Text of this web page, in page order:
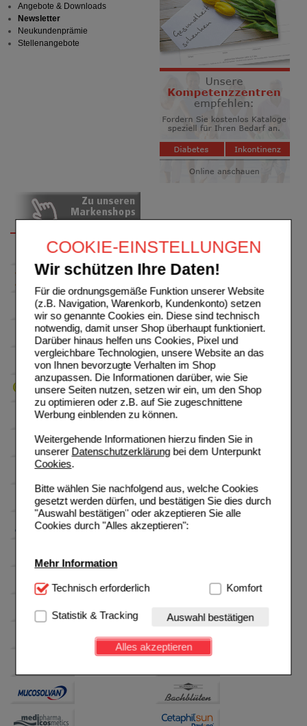
COOKIE-EINSTELLUNGEN
Wir schützen Ihre Daten!
Für die ordnungsgemäße Funktion unserer Website
(z.B. Navigation, Warenkorb, Kundenkonto) setzen
wir so genannte Cookies ein. Diese sind technisch
notwendig, damit unser Shop überhaupt funktioniert.
Darüber hinaus helfen uns Cookies, Pixel und
vergleichbare Technologien, unsere Website an das
von Ihnen bevorzugte Verhalten im Shop
anzupassen. Die Informationen darüber, wie Sie
unsere Seiten nutzen, setzen wir ein, um den Shop
zu optimieren oder z.B. auf Sie zugeschnittene
Werbung einblenden zu können.
Weitergehende Informationen hierzu finden Sie in
unserer Datenschutzerklärungbei dem Unterpunkt
Cookies.
Bitte wählen Sie nachfolgend aus, welche Cookies
gesetzt werden dürfen, und bestätigen Sie dies durch
"Auswahl bestätigen" oder akzeptieren Sie alle
Cookies durch "Alles akzeptieren":
Mehr Information
Technisch Notwendig:Hierbei handelt es sich um
Website notwendig sind (z.B. Navigation, Warenkorb,
Kundenkonto), weshalb auf diese nicht verzichtet
werden kann.
Einkaufserlebnis noch ansprechender zu gestalten,
beispielsweise für die Wiedererkennung des
Besuchers oder unsere Seite an bevorzugte
Verhaltensweisen (z.B. Spracheinstellung)
Technisch erforderlich Komfort
Statistik & Tracking Auswahl bestätigen
Alles akzeptieren
Angebote & Downloads
Newsletter
Neukundenprämie
Stellenangebote